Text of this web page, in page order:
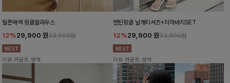
릴픈배색 링클블라우스
12%29,900 원33,900원
리뷰 카운트 영역
헨틴링클 날개티셔츠+치마바지SET
12%29,900 원33,900원
리뷰 카운트 영역